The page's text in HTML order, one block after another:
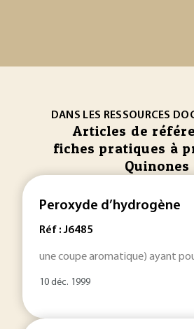
DANS LES RESSOURCES
Articles de
fiches pratiques à
Quinones
Peroxyde d’hydrogène
Réf : J6485
une coupe aromatique) ayant
10 déc. 1999